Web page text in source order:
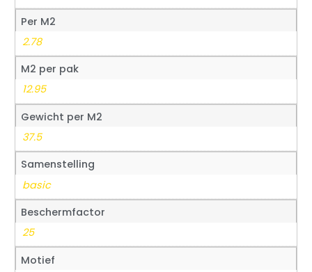
Per M2
2.78
M2 per pak
12.95
Gewicht per M2
37.5
Samenstelling
basic
Beschermfactor
25
Motief